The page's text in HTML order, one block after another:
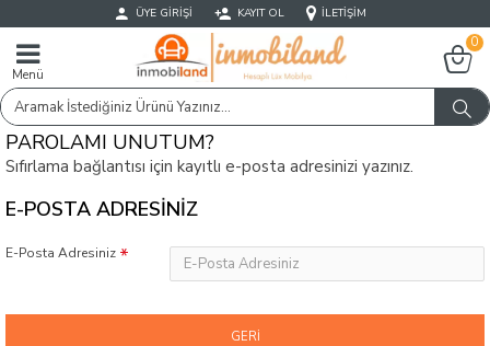
ÜYE GIRIŞI KAYIT OL İLETIŞIM
Menü
0
PAROLAMI UNUTUM?
Sıfırlama bağlantısı için kayıtlı e-posta adresinizi yazınız.
E-POSTA ADRESINIZ
E-Posta Adresiniz
GERI